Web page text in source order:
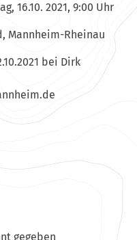
16.10. 2021, 9:00 Uhr
Mannheim-Rheinau
bei Dirk
ed.mi
gegeben